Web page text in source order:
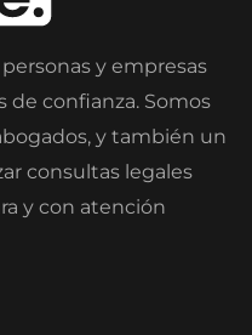
y empresas
de confianza. Somos
y también un
consultas legales
y con atención